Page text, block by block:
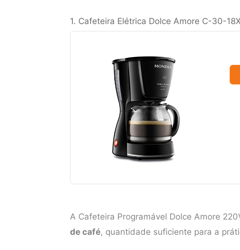
1. Cafeteira Elétrica Dolce Amore C-30-
A Cafeteira Programável Dolce Amore
de café, quantidade suficiente para a